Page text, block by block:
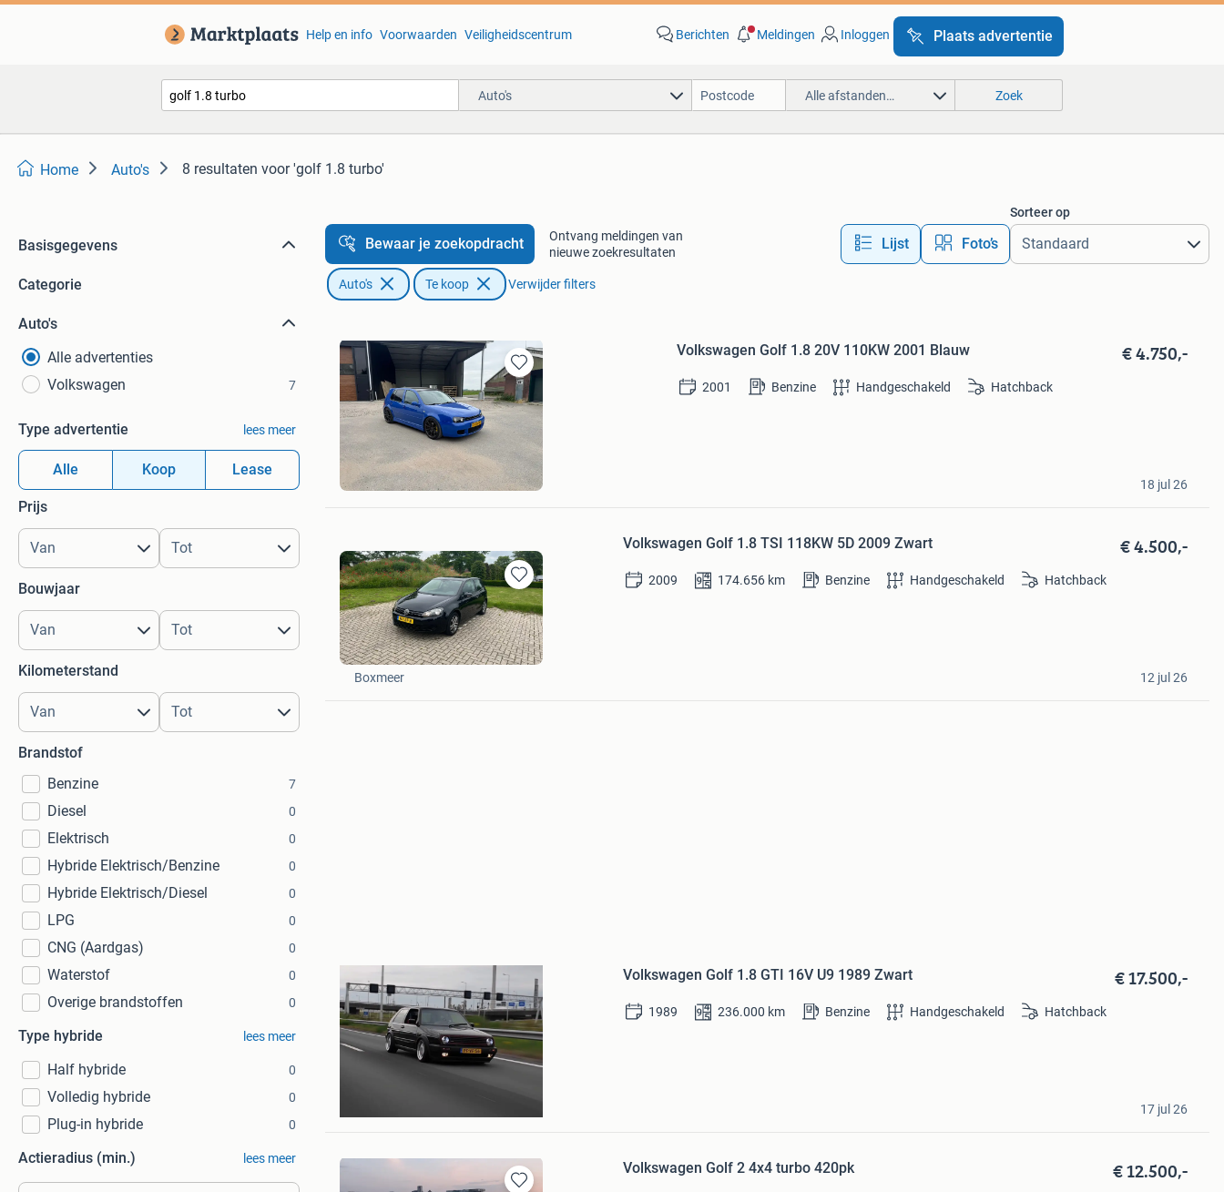
Help en info Voorwaarden Veiligheidscentrum Berichten Meldingen Inloggen Plaats advertentie
Auto's Alle afstanden… Zoek
Home Auto's 8 resultaten voor 'golf 1.8 turbo'
Basisgegevens
Categorie
Auto's
Alle advertenties
Volkswagen
7
Type advertentie lees meer
Alle Koop Lease
Prijs
Bouwjaar
Kilometerstand
Brandstof
Benzine
7
Diesel 0
Elektrisch 0
Hybride Elektrisch/Benzine 0
Hybride Elektrisch/Diesel 0
LPG 0
CNG (Aardgas) 0
Waterstof 0
Overige brandstoffen 0
Type hybride lees meer
Half hybride 0
Volledig hybride 0
Plug-in hybride 0
Actieradius (min.) lees meer
Bewaar je zoekopdracht
Ontvang meldingen van
nieuwe zoekresultaten
Lijst Foto’s
Sorteer op
Auto's Te koop Verwijder filters
Bewaren
in
Mijn
Favorieten
Volkswagen Golf 1.8 20V 110KW 2001 Blauw € 4.750,-
2001 Benzine Handgeschakeld Hatchback
w
Zevenhuizen
18 jul 26
Bewaren
in
Mijn
Favorieten
Volkswagen Golf 1.8 TSI 118KW 5D 2009 Zwart € 4.500,-
2009 174.656 km Benzine Handgeschakeld Hatchback
Ruben
Boxmeer
12 jul 26
in
Mijn
Favorieten
Volkswagen Golf 1.8 GTI 16V U9 1989 Zwart € 17.500,-
1989 236.000 km Benzine Handgeschakeld Hatchback
17 jul 26
Volkswagen Golf 2 4x4 turbo 420pk € 12.500,-